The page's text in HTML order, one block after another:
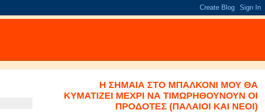
Η ΣΗΜΑΙΑ ΣΤΟ ΜΠΑΛΚΟΝΙ ΜΟΥ ΘΑ
ΚΥΜΑΤΙΖΕΙ ΜΕΧΡΙ ΝΑ ΤΙΜΩΡΗΘΟΥΝΟΥΝ ΟΙ
ΠΡΟΔΟΤΕΣ (ΠΑΛΑΙΟΙ ΚΑΙ ΝΕΟΙ)